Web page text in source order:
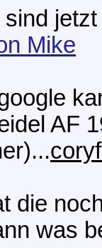
sind
Mike
AF
die
was